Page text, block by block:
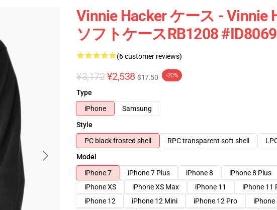
Vinnie Hacker ケース - Vinnie
ソフトケースRB1208 #ID8069
(6 customer reviews)
¥3,172 ¥2,538 $17.50 -20%
Type
iPhone
Samsung
Style
PC black frosted shell
RPC transparent soft shell
Model
iPhone 7
iPhone 7 Plus iPhone 8 iPhone 8 Plus
iPhone XS
iPhone XS Max iPhone 11 iPhone 11
iPhone 12
iPhone 12 Mini iPhone 12 Pro iPhone